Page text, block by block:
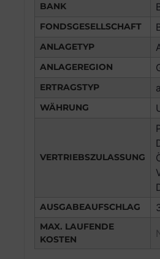
BANK
FONDSGESELLSCHAFT
ANLAGETYP
ANLAGEREGION
ERTRAGSTYP
WÄHRUNG
VERTRIEBSZULASSUNG
AUSGABEAUFSCHLAG
MAX. LAUFENDE
KOSTEN